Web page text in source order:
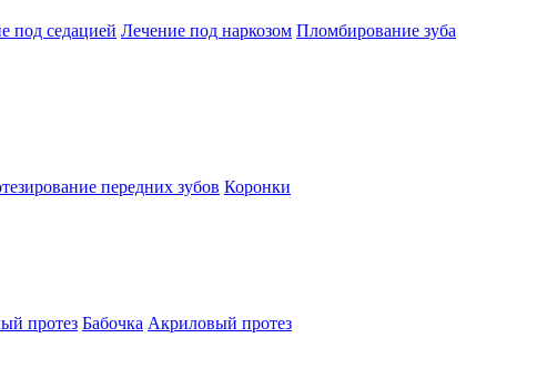
под седацией Лечение под наркозом Пломбирование зуба
передних зубов Коронки
протез Бабочка Акриловый протез